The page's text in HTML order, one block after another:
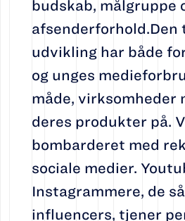
budskab, målgruppe
afsenderforhold.Den
udvikling har både
og unges
måde, virksomheder
deres produkter på.
bombarderet med
sociale medier.
Instagrammere, de
influencers, tjener